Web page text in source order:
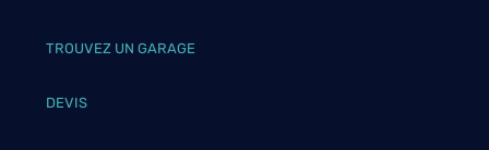
TROUVEZ UN GARAGE
DEVIS